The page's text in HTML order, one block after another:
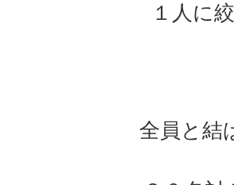
１人に
全員と結